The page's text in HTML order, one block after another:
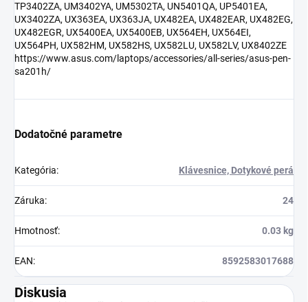
TP3402ZA, UM3402YA, UM5302TA, UN5401QA, UP5401EA,
UX3402ZA, UX363EA, UX363JA, UX482EA, UX482EAR, UX482EG,
UX482EGR, UX5400EA, UX5400EB, UX564EH, UX564EI,
UX564PH, UX582HM, UX582HS, UX582LU, UX582LV, UX8402ZE
https://www.asus.com/laptops/accessories/all-series/asus-pen-
sa201h/
Dodatočné parametre
Kategória: Klávesnice, Dotykové perá
Záruka: 24
Hmotnosť: 0.03 kg
EAN: 8592583017688
Diskusia